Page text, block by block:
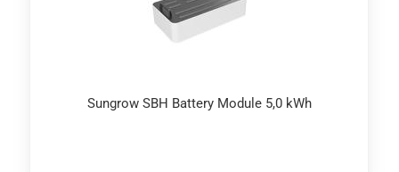
Sungrow SBH Bat­te­ry Mo­du­le 5,0 kWh